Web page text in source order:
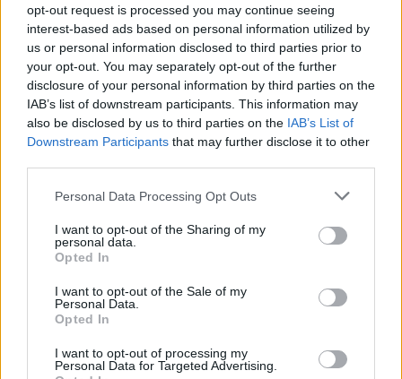
opt-out request is processed you may continue seeing
interest-based ads based on personal information utilized by
us or personal information disclosed to third parties prior to
your opt-out. You may separately opt-out of the further
disclosure of your personal information by third parties on the
IAB’s list of downstream participants. This information may
also be disclosed by us to third parties on the IAB’s List of
Downstream Participants that may further disclose it to other
Personal Data Processing Opt Outs
I want to opt-out of the Sharing of my
personal data.
Opted In
I want to opt-out of the Sale of my
Personal Data.
Opted In
I want to opt-out of processing my
Personal Data for Targeted Advertising.
Chapelwaite
Der Hüter (USA,2021)
Folge 10 Staffel: 1
So 16.8. 03:50 Mysteryserie